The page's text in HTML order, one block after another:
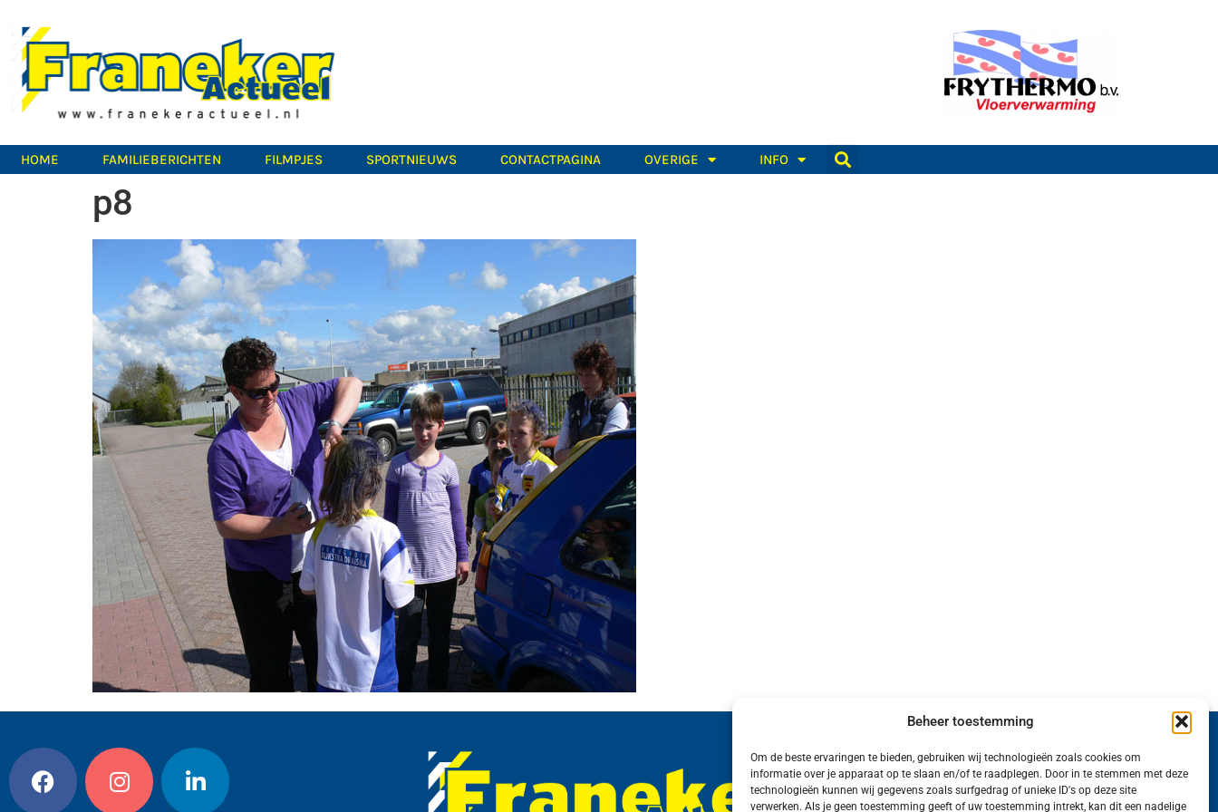
Beheer toestemming
Om de beste ervaringen te bieden, gebruiken wij technologieën zoals cookies om
informatie over je apparaat op te slaan en/of te raadplegen. Door in te stemmen met deze
technologieën kunnen wij gegevens zoals surfgedrag of unieke ID's op deze site
verwerken. Als je geen toestemming geeft of uw toestemming intrekt, kan dit een nadelige
HOME FAMILIEBERICHTEN FILMPJES SPORTNIEUWS CONTACTPAGINA OVERIGE INFO
p8
Wij van FranekerActueel.nl verzorgen het nieuws
in de Gemeente Waadhoeke. Met als hoofdplaats